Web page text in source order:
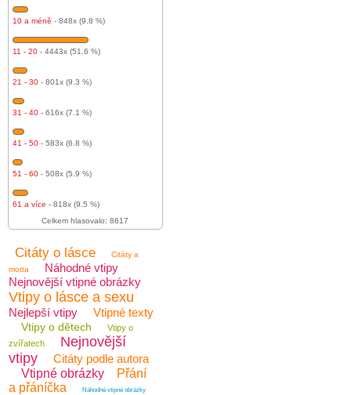
10 a méně - 848x (9.8 %)
11 - 20 - 4443x (51.6 %)
21 - 30 - 801x (9.3 %)
31 - 40 - 616x (7.1 %)
41 - 50 - 583x (6.8 %)
51 - 60 - 508x (5.9 %)
61 a více - 818x (9.5 %)
Celkem hlasovalo: 8617
Citáty o lásce
Citáty a
motta
Náhodné vtipy
Nejnovější vtipné obrázky
Vtipy o lásce a sexu
Nejlepší vtipy Vtipné texty
Vtipy o dětech
Vtipy o
zvířatech
Nejnovější
vtipy
Citáty podle autora
Vtipné obrázky
Přání
a přáníčka
Náhodné vtipné obrázky